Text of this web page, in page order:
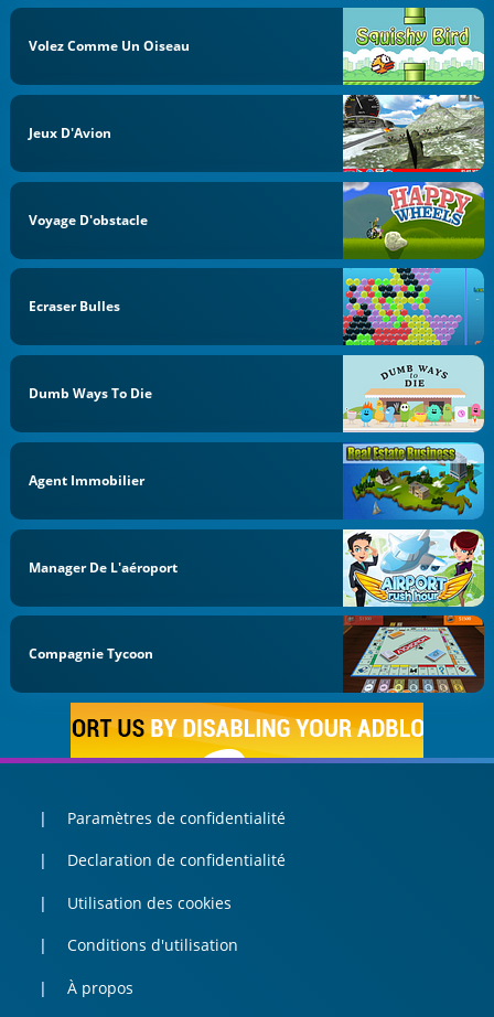
Volez Comme Un Oiseau
Jeux D'Avion
Voyage D'obstacle
Ecraser Bulles
Dumb Ways To Die
Agent Immobilier
Manager De L'aéroport
Compagnie Tycoon
Paramètres de confidentialité
Declaration de confidentialité
Utilisation des cookies
Conditions d'utilisation
À propos